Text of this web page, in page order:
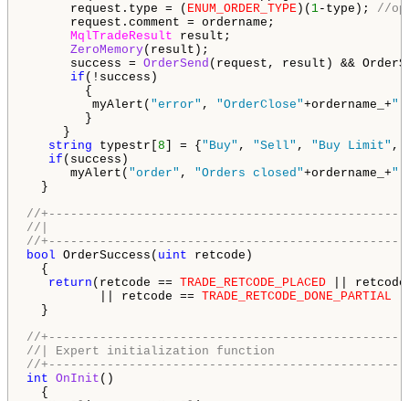
request.type = ( ENUM_ORDER_TYPE )( 1-type); //
request.comment = ordername;
MqlTradeResult result;
ZeroMemory(result);
success = OrderSend (request, result) &&
if (!success)
{
myAlert( "error" , "OrderClose"+ordername_+"
}
}
string typestr[ 8 ] = { "Buy" , "Sell" , "Buy Limit" ,
if (success)
myAlert( "order" , "Orders closed"+ordername_+":
}
//
//|
//
bool OrderSuccess( uint retcode)
{
return (retcode == TRADE_RETCODE_PLACED ||
|| retcode == TRADE_RETCODE_DONE_PARTIAL
}
//
//| Expert initialization function
//
int OnInit ()
{